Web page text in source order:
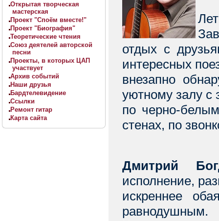
Открытая творческая
мастерская
Проект "Споём вместе!"
Проект "Биография"
Теоретические чтения
Союз деятелей авторской
песни
Проекты, в которых ЦАП
участвует
Архив событий
Наши друзья
Бардтелевидение
Ссылки
Ремонт гитар
Карта сайта
отдых с
интересных
внезапно
уютному залу с
по черно-
стенах, по
Дмитрий
исполнение,
искреннее
равнодушным.